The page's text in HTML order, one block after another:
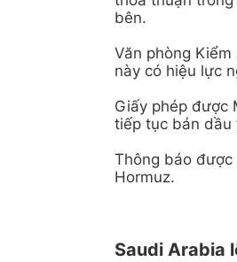
bên.
Văn phòng
này có hiệu lực
Giấy phép được
tiếp tục bán dầu
Thông báo được
Hormuz.
Saudi Arabia